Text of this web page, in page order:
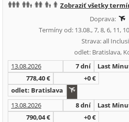
Zobraziť všetky
Doprava:
Termíny od: 13.08., 7, 8, 6, 11,
Strava: all
odlet: Bratislava,
13.08.2026
7 dní
Last
778,40 €
+0 €
odlet: Bratislava
13.08.2026
8 dní
Last
790,04 €
+0 €